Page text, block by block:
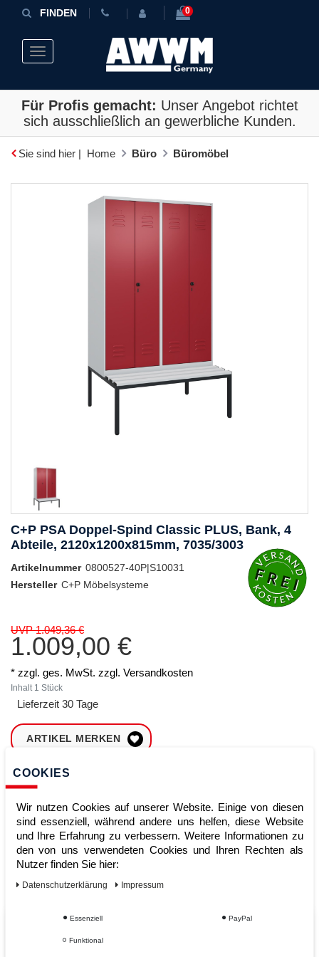
FINDEN 0
Toggle navigation
Für Profis gemacht: Unser Angebot richtet
sich ausschließlich an gewerbliche Kunden.
Sie sind hier | Home Büro Büromöbel
C+P PSA Doppel-Spind Classic PLUS, Bank, 4
Abteile, 2120x1200x815mm, 7035/3003
Artikelnummer 0800527-40P|S10031
Hersteller C+P Möbelsysteme
UVP 1.049,36 €
1.009,00 €
* zzgl. ges. MwSt. zzgl. Versandkosten
Inhalt 1 Stück
Lieferzeit 30 Tage
ARTIKEL MERKEN
ZUM WARENKORB
Sofort lieferbar
Kauf auf Rechnung
COOKIES
Wir nutzen Cookies auf unserer Website. Einige von diesen
sind essenziell, während andere uns helfen, diese Website
und Ihre Erfahrung zu verbessern. Weitere Informationen zu
den von uns verwendeten Cookies und Ihren Rechten als
Nutzer finden Sie hier:
Daten­schutz­erklärung Impressum
Essenziell PayPal
Funktional